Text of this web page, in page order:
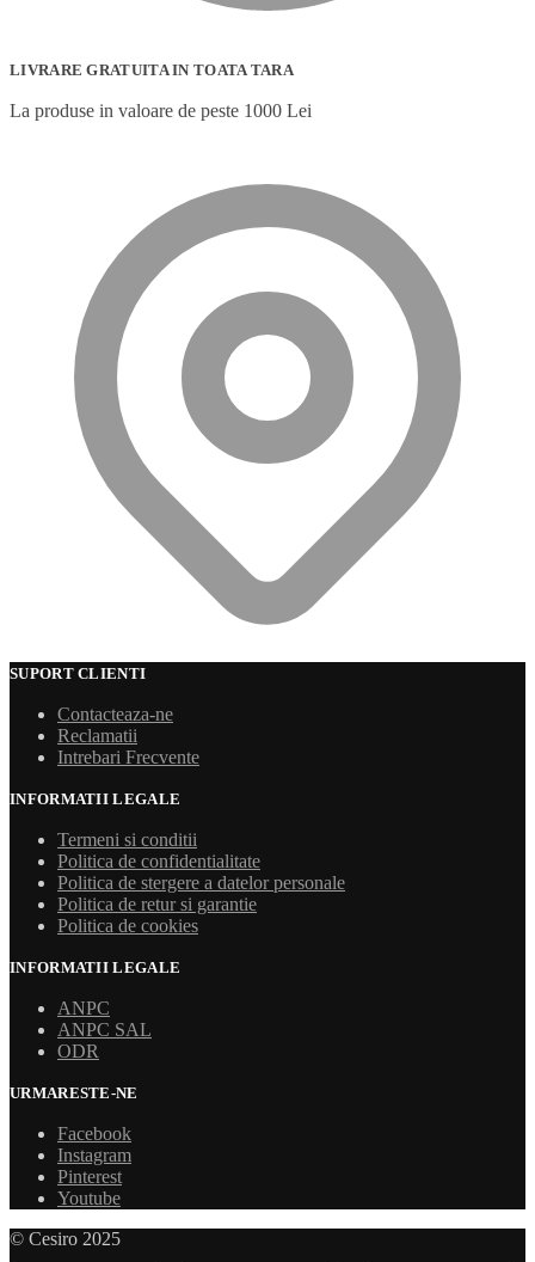
LIVRARE GRATUITA IN TOATA TARA
La produse in valoare de peste 1000 Lei
SUPORT CLIENTI
Contacteaza-ne
Reclamatii
Intrebari Frecvente
INFORMATII LEGALE
Termeni si conditii
Politica de confidentialitate
Politica de stergere a datelor personale
Politica de retur si garantie
Politica de cookies
INFORMATII LEGALE
ANPC
ANPC SAL
ODR
URMARESTE-NE
Facebook
Instagram
Pinterest
Youtube
© Cesiro 2025